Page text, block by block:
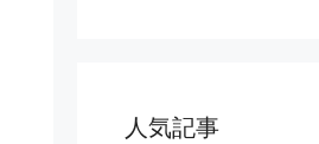
人気記事